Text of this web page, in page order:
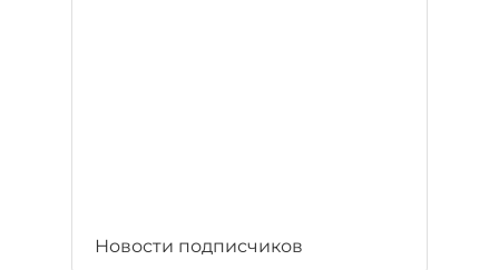
Новости подписчиков